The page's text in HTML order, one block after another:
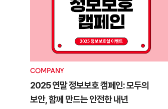
COMPANY
2025 연말 정보보호 캠페인: 모두의
보안, 함께 만드는 안전한 내년